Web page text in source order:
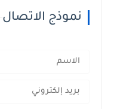
نموذج الاتصال